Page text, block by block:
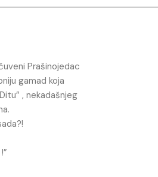
Prašinojedac
gamad koja
, nekadašnjeg